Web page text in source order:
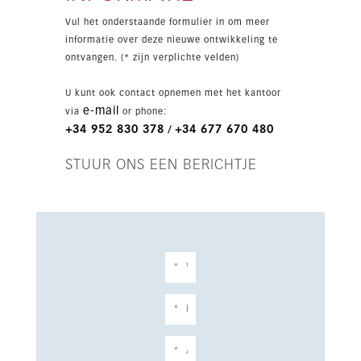
airconditioning warm/koud, solarium en twee
Vul het onderstaande formulier in om meer
informatie over deze nieuwe ontwikkeling te
ontvangen. (* zijn verplichte velden)
U kunt ook contact opnemen met het kantoor
via e-mail or phone:
+34 952 830 378 / +34 677 670 480
STUUR ONS EEN BERICHTJE